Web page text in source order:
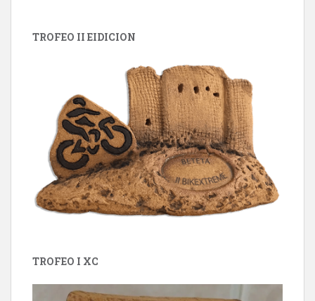
TROFEO II EIDICION
TROFEO I XC